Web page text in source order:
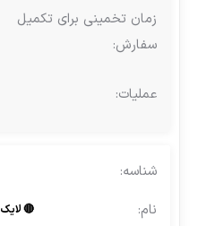
🔴 لایک 100% ایرانی ویژه سرعت بالا و فارسی